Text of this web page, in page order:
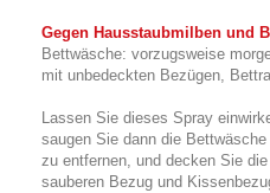
Gegen Hausstaubmilben und
Bettwäsche: vorzugsweise
mit unbedeckten Bezügen,
Lassen Sie dieses Spray
saugen Sie dann die
zu entfernen, und decken Sie
sauberen Bezug und